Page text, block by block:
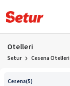
Otelleri
Setur Cesena Otelleri
Cesena(5)